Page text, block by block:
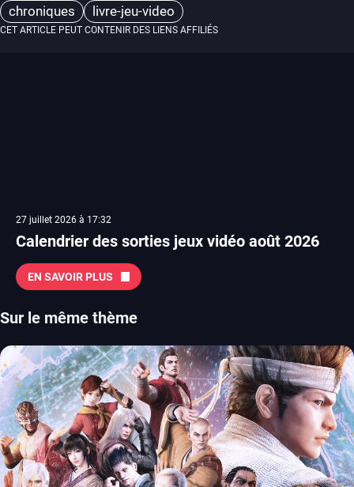
chroniques livre-jeu-video
CET ARTICLE PEUT CONTENIR DES LIENS AFFILIÉS
27 juillet 2026 à 17:32
Calendrier des sorties jeux vidéo août 2026
EN SAVOIR PLUS
Sur le même thème